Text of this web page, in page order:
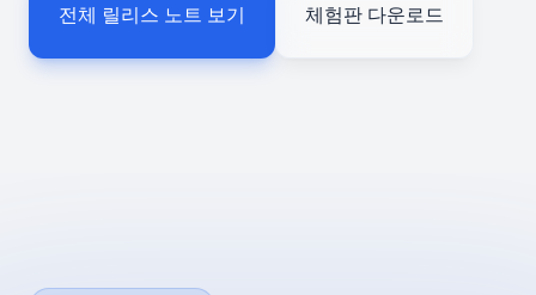
전체 릴리스 노트 보기 체험판 다운로드